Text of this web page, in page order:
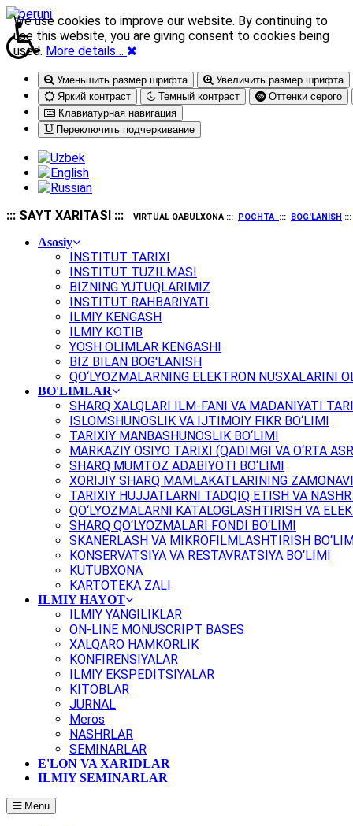
Уменьшить размер шрифта
Увеличить размер шрифта
Яркий контраст
Темный контраст
Оттенки серого
Клавиатурная навигация
Переключить подчеркивание
::: SAYT XARITASI ::: VIRTUAL QABULXONA ::: POCHTA ::: BOG'LANISH
Asosiy
INSTITUT TARIXI
INSTITUT TUZILMASI
BIZNING YUTUQLARIMIZ
INSTITUT RAHBARIYATI
ILMIY KENGASH
ILMIY KOTIB
YOSH OLIMLAR KENGASHI
BIZ BILAN BOG'LANISH
QO‘LYOZMALARNING ELEKTRON NUSXALARINI
BO'LIMLAR
SHARQ XALQLARI ILM-FANI VA MADANIYATI
ISLOMSHUNOSLIK VA IJTIMOIY FIKR BO‘LIMI
TARIXIY MANBASHUNOSLIK BO‘LIMI
MARKAZIY OSIYO TARIXI (QADIMGI VA O‘RTA
SHARQ MUMTOZ ADABIYOTI BO‘LIMI
XORIJIY SHARQ MAMLAKATLARINING
TARIXIY HUJJATLARNI TADQIQ ETISH VA
QO‘LYOZMALARNI KATALOGLASHTIRISH VA
SHARQ QO‘LYOZMALARI FONDI BO‘LIMI
SKANERLASH VA MIKROFILMLASHTIRISH
KONSERVATSIYA VA RESTAVRATSIYA BO‘LIMI
KUTUBXONA
KARTOTEKA ZALI
ILMIY HAYOT
ILMIY YANGILIKLAR
ON-LINE MONUSCRIPT BASES
XALQARO HAMKORLIK
KONFIRENSIYALAR
ILMIY EKSPEDITSIYALAR
KITOBLAR
JURNAL
Meros
NASHRLAR
SEMINARLAR
E'LON VA XARIDLAR
ILMIY SEMINARLAR
Menu
We use cookies to improve our website. By continuing to
use this website, you are giving consent to cookies being
used. More details…